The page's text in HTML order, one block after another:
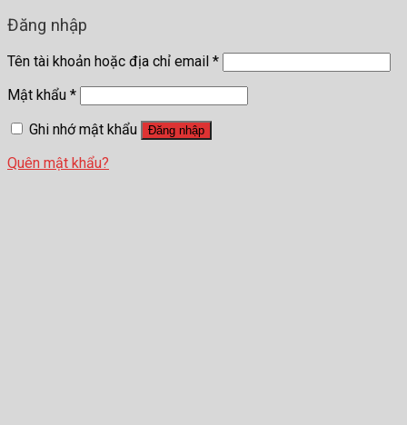
Đăng nhập
Tên tài khoản hoặc địa chỉ email *
Mật khẩu *
Ghi nhớ mật khẩu
Đăng nhập
Quên mật khẩu?